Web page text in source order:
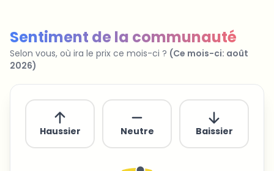
Sentiment de la communauté
Selon vous, où ira le prix ce mois-ci ? (Ce mois-ci: août
2026)
Haussier Neutre Baissier